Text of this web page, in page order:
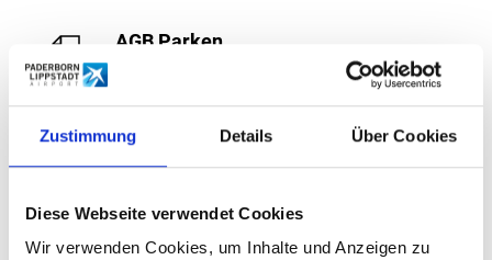
Zustimmung Details Über Cookies
Diese Webseite verwendet Cookies
Wir verwenden Cookies, um Inhalte und Anzeigen zu
AGB Parken